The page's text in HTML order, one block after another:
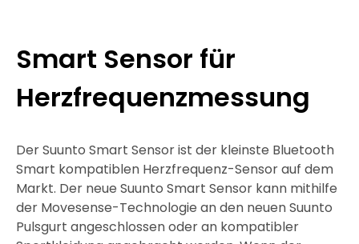
Smart Sensor für
Herzfrequenzmessung
Der Suunto Smart Sensor ist der kleinste Bluetooth
Smart kompatiblen Herzfrequenz-Sensor auf dem
Markt. Der neue Suunto Smart Sensor kann mithilfe
der Movesense-Technologie an den neuen Suunto
Pulsgurt angeschlossen oder an kompatibler